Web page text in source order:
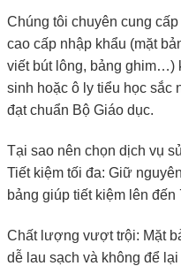
Chúng tôi chuyên cung
cao cấp nhập khẩu (mặt
viết bút lông, bảng ghim…)
sinh hoặc ô ly tiểu học sắc
đạt chuẩn Bộ Giáo dục.
Tại sao nên chọn dịch vụ
Tiết kiệm tối đa: Giữ
bảng giúp tiết kiệm lên
Chất lượng vượt trội: Mặt
dễ lau sạch và không để